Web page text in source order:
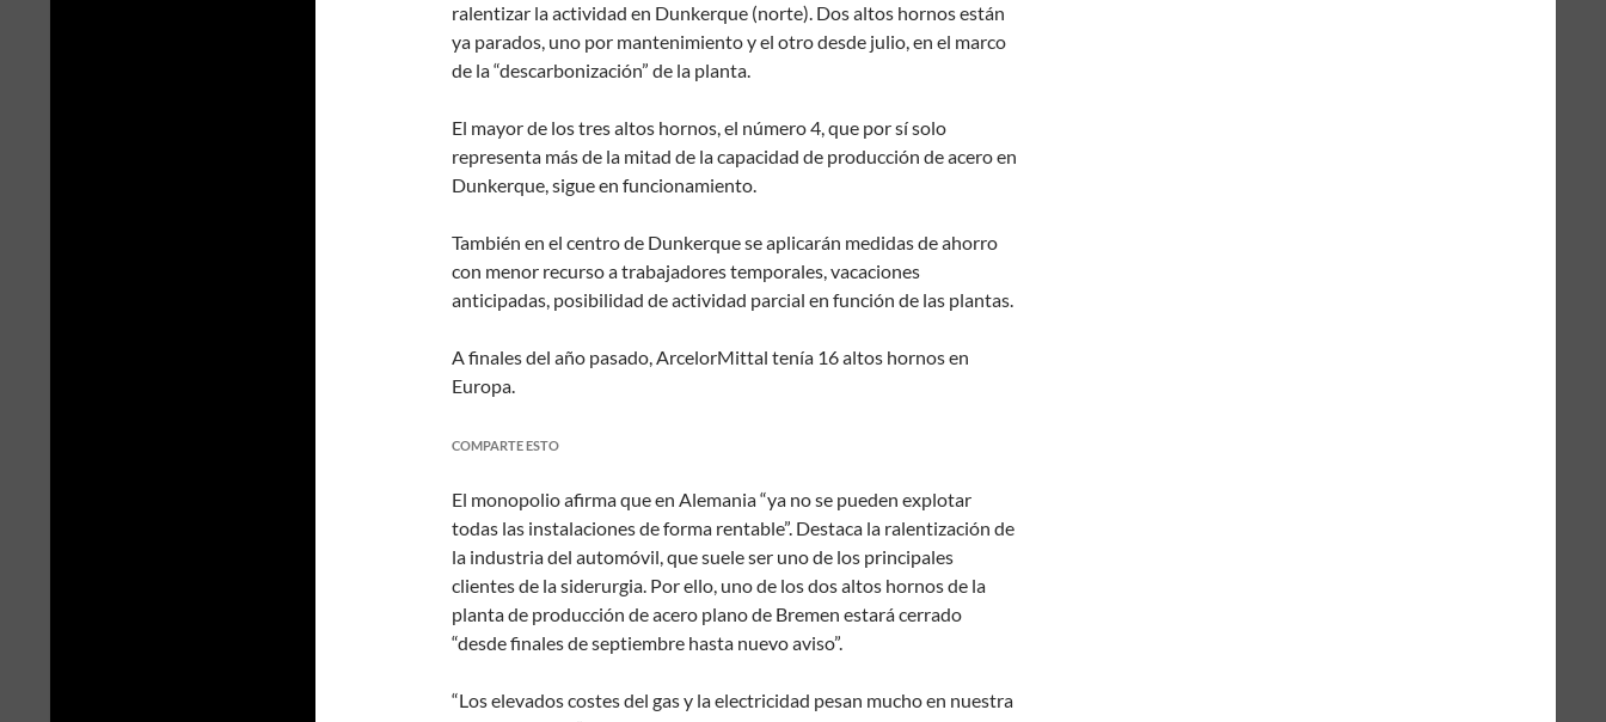
ralentizar la actividad en Dunkerque (norte). Dos altos hornos están
ya parados, uno por mantenimiento y el otro desde julio, en el marco
de la “descarbonización” de la planta.
El mayor de los tres altos hornos, el número 4, que por sí solo
representa más de la mitad de la capacidad de producción de acero en
Dunkerque, sigue en funcionamiento.
También en el centro de Dunkerque se aplicarán medidas de ahorro
con menor recurso a trabajadores temporales, vacaciones
anticipadas, posibilidad de actividad parcial en función de las plantas.
A finales del año pasado, ArcelorMittal tenía 16 altos hornos en
Europa.
COMPARTE ESTO
El monopolio afirma que en Alemania “ya no se pueden explotar
todas las instalaciones de forma rentable”. Destaca la ralentización de
la industria del automóvil, que suele ser uno de los principales
clientes de la siderurgia. Por ello, uno de los dos altos hornos de la
planta de producción de acero plano de Bremen estará cerrado
“desde finales de septiembre hasta nuevo aviso”.
“Los elevados costes del gas y la electricidad pesan mucho en nuestra